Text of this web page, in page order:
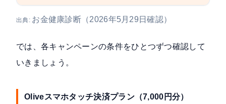
出典: お金健康診断（2026年5月29日確認）
では、各キャンペーンの条件をひとつずつ確認して
いきましょう。
Oliveスマホタッチ決済プラン（7,000円分）